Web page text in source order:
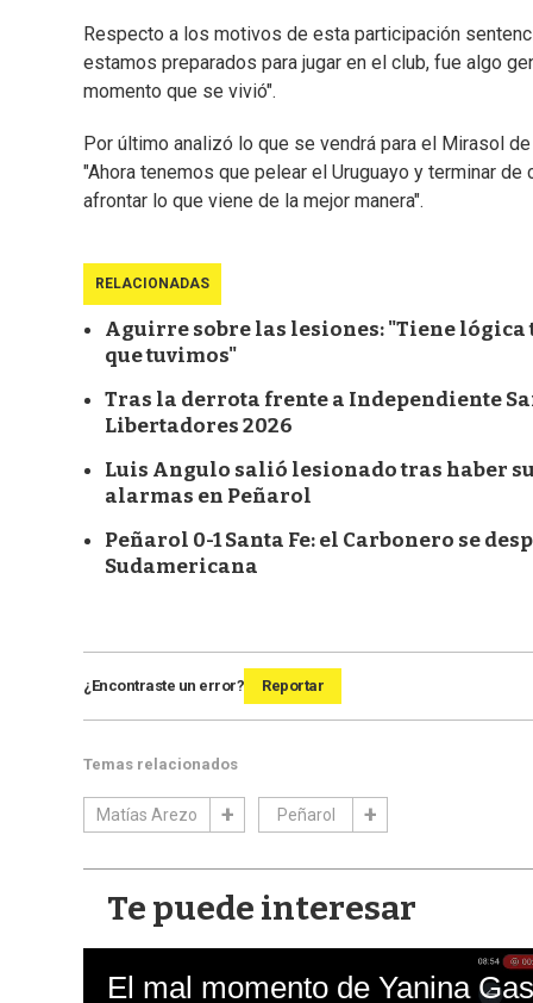
Respecto a los motivos de esta participación
estamos preparados para jugar en el club, fue algo
momento que se vivió".
Por último analizó lo que se vendrá para el Mirasol
"Ahora tenemos que pelear el Uruguayo y terminar
afrontar lo que viene de la mejor manera".
RELACIONADAS
Aguirre sobre las lesiones: "Tiene
que tuvimos"
Tras la derrota frente a Independiente
Libertadores 2026
Luis Angulo salió lesionado tras haber
alarmas en Peñarol
Peñarol 0-1 Santa Fe: el Carbonero se
Sudamericana
¿Encontraste un error? Reportar
Temas relacionados
Matías Arezo Peñarol
Te puede interesar